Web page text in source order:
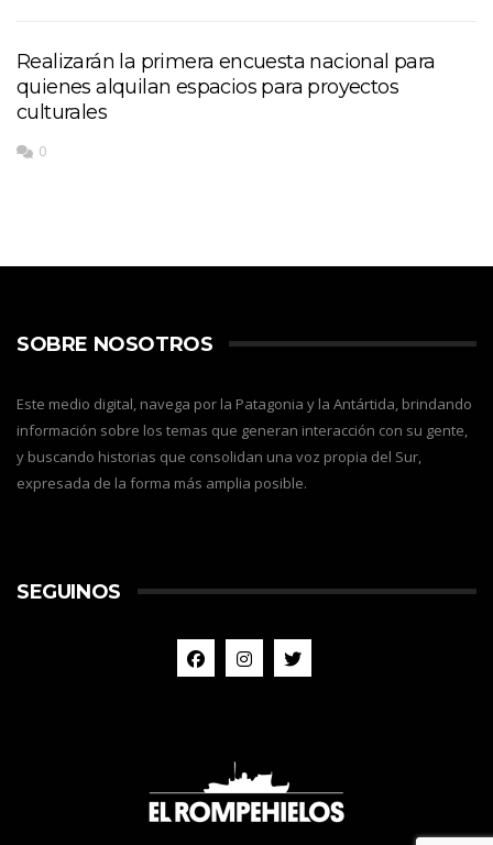
Realizarán la primera encuesta nacional para
quienes alquilan espacios para proyectos
culturales
0
SOBRE NOSOTROS
Este medio digital, navega por la Patagonia y la Antártida, brindando
información sobre los temas que generan interacción con su gente,
y buscando historias que consolidan una voz propia del Sur,
expresada de la forma más amplia posible.
SEGUINOS